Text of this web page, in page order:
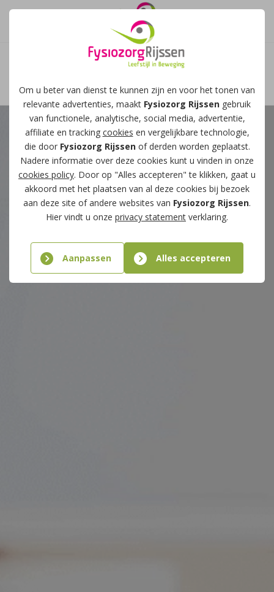
Om u beter van dienst te kunnen zijn en voor het tonen van
relevante advertenties, maakt Fysiozorg Rijssen gebruik
van functionele, analytische, social media, advertentie,
affiliate en tracking cookies en vergelijkbare technologie,
die door Fysiozorg Rijssenof derden worden geplaatst.
Nadere informatie over deze cookies kunt u vinden in onze
cookies policy. Door op "Alles accepteren" te klikken, gaat u
akkoord met het plaatsen van al deze cookies bij bezoek
aan deze site of andere websites van Fysiozorg Rijssen.
Hier vindt u onze privacy statement verklaring.
Aanpassen Alles accepteren